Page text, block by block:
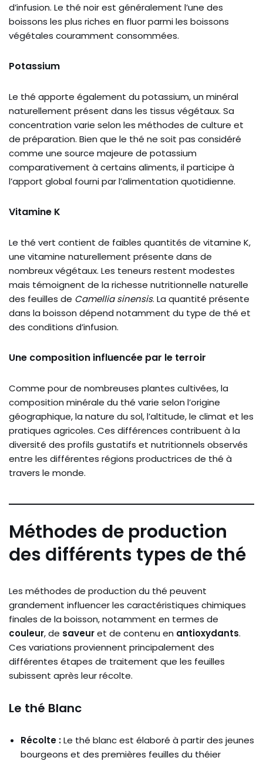
d’infusion. Le thé noir est généralement l’une des
boissons les plus riches en fluor parmi les boissons
végétales couramment consommées.
Potassium
Le thé apporte également du potassium, un minéral
naturellement présent dans les tissus végétaux. Sa
concentration varie selon les méthodes de culture et
de préparation. Bien que le thé ne soit pas considéré
comme une source majeure de potassium
comparativement à certains aliments, il participe à
l’apport global fourni par l’alimentation quotidienne.
Vitamine K
Le thé vert contient de faibles quantités de vitamine K,
une vitamine naturellement présente dans de
nombreux végétaux. Les teneurs restent modestes
mais témoignent de la richesse nutritionnelle naturelle
des feuilles de Camellia sinensis. La quantité présente
dans la boisson dépend notamment du type de thé et
des conditions d’infusion.
Une composition influencée par le terroir
Comme pour de nombreuses plantes cultivées, la
composition minérale du thé varie selon l’origine
géographique, la nature du sol, l’altitude, le climat et les
pratiques agricoles. Ces différences contribuent à la
diversité des profils gustatifs et nutritionnels observés
entre les différentes régions productrices de thé à
travers le monde.
Méthodes de production
des différents types de thé
Les méthodes de production du thé peuvent
grandement influencer les caractéristiques chimiques
finales de la boisson, notamment en termes de
couleur, de saveuret de contenu en antioxydants.
Ces variations proviennent principalement des
différentes étapes de traitement que les feuilles
subissent après leur récolte.
Le thé Blanc
Récolte :Le thé blanc est élaboré à partir des jeunes
bourgeons et des premières feuilles du théier